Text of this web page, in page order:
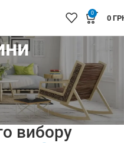
0
0
рідких
для
вибору